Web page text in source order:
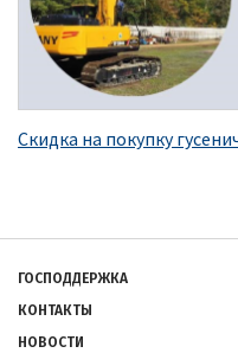
Скидка на покупку
Подвал
ГОСПОДДЕРЖКА
КОНТАКТЫ
НОВОСТИ